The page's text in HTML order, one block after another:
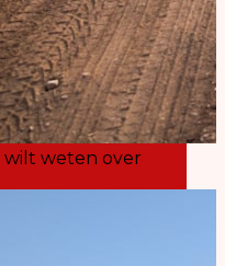
wilt weten over